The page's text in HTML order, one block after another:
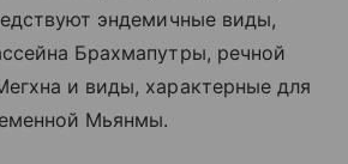
эндемичные виды,
Брахмапутры, речной
и виды, характерные для
Мьянмы.